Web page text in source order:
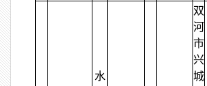
水
双
河
市
兴
城